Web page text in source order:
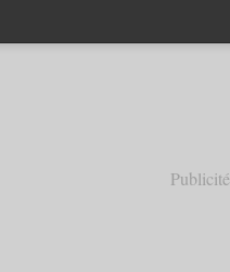
Publicité